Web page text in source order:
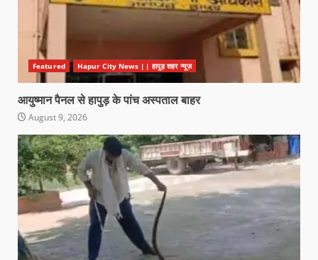
Featured Hapur City News || हापुड़ शहर न्यूज़
आयुष्मान पैनल से हापुड़ के पांच अस्पताल बाहर
August 9, 2026